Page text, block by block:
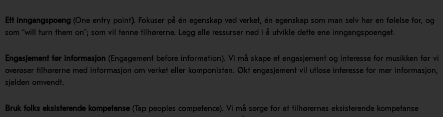
Ett inngangspoeng (One entry point). Fokuser på én egenskap ved verket, én egenskap som man selv har en følelse for, og
som “will turn them on”; som vil tenne tilhørerne. Legg alle ressurser ned i å utvikle dette ene inngangspoenget.
Engasjement før informasjon (Engagement before information). Vi må skape et engasjement og interesse for musikken før vi
overøser tilhørerne med informasjon om verket eller komponisten. Økt engasjement vil utløse interesse for mer informasjon,
sjelden omvendt.
Bruk folks eksisterende kompetanse (Tap peoples competence). Vi må sørge for at tilhørernes eksisterende kompetanse